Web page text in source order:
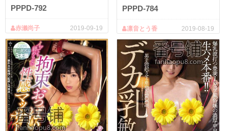
PPPD-792
2019-09-19
赤濑尚子
PPPD-784
2019-08-19
凛音とう香